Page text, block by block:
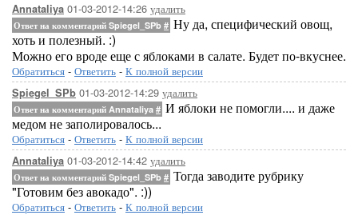
Annataliya 01-03-2012-14:26 удалить
Ответ на комментарий Spiegel_SPb # Ну да, специфический овощ,
хоть и полезный. :)
Можно его вроде еще с яблоками в салате. Будет по-вкуснее.
Обратиться - Ответить - К полной версии
Spiegel_SPb 01-03-2012-14:29 удалить
Ответ на комментарий Annataliya # И яблоки не помогли.... и даже
медом не заполировалось...
Обратиться - Ответить - К полной версии
Annataliya 01-03-2012-14:42 удалить
Ответ на комментарий Spiegel_SPb # Тогда заводите рубрику
"Готовим без авокадо". :))
Обратиться - Ответить - К полной версии